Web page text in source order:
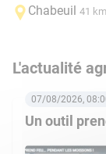
Chabeuil 41 km
L'actualité
Un outil
07/08/2026,